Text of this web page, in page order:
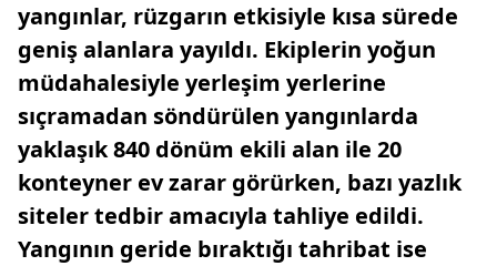
yangınlar, rüzgarın etkisiyle kısa sürede
geniş alanlara yayıldı. Ekiplerin yoğun
müdahalesiyle yerleşim yerlerine
sıçramadan söndürülen yangınlarda
yaklaşık 840 dönüm ekili alan ile 20
konteyner ev zarar görürken, bazı yazlık
siteler tedbir amacıyla tahliye edildi.
Yangının geride bıraktığı tahribat ise